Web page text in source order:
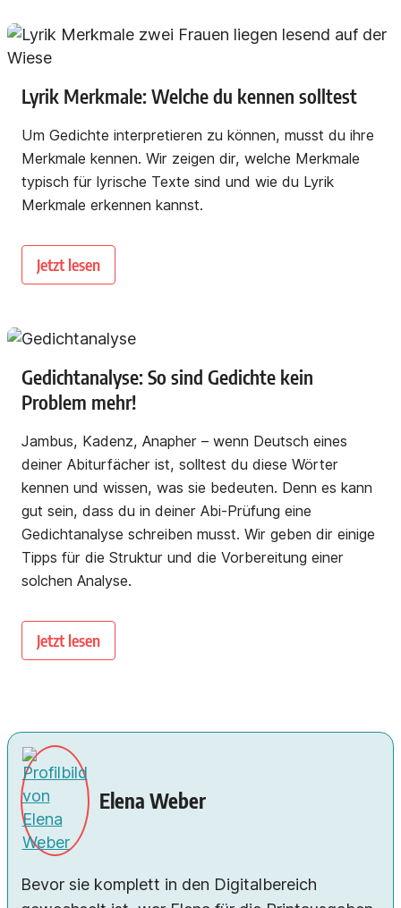
Lyrik Merkmale: Welche du kennen solltest
Um Gedichte interpretieren zu können, musst du ihre
Merkmale kennen. Wir zeigen dir, welche Merkmale
typisch für lyrische Texte sind und wie du Lyrik
Merkmale erkennen kannst.
Jetzt lesen
Gedichtanalyse: So sind Gedichte kein
Problem mehr!
Jambus, Kadenz, Anapher – wenn Deutsch eines
deiner Abiturfächer ist, solltest du diese Wörter
kennen und wissen, was sie bedeuten. Denn es kann
gut sein, dass du in deiner Abi-Prüfung eine
Gedichtanalyse schreiben musst. Wir geben dir einige
Tipps für die Struktur und die Vorbereitung einer
solchen Analyse.
Jetzt lesen
Elena Weber
Bevor sie komplett in den Digitalbereich